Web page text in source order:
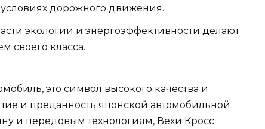
дорожного движения.
экологии и энергоэффективности делают
своего класса.
это символ высокого качества и
и преданность японской автомобильной
и передовым технологиям, Вехи Кросс